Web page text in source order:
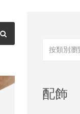
按類別瀏
配飾